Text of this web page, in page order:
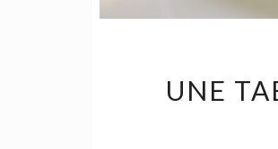
UNE